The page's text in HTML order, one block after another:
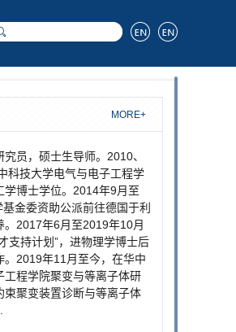
MORE+
员，硕士生导师。2010、
科技大学电气与电子工程学
学博士学位。2014年9月至
金委资助公派前往德国于利
。2017年6月至2019年10月
支持计划”，进物理学博士后
。2019年11月至今，在华中
工程学院聚变与等离子体研
束聚变装置诊断与等离子体